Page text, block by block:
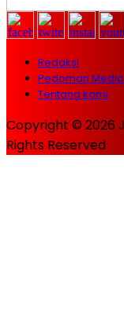
Redaksi
Pedoman
Tentang kami
Copyright © 2026
Rights Reserved